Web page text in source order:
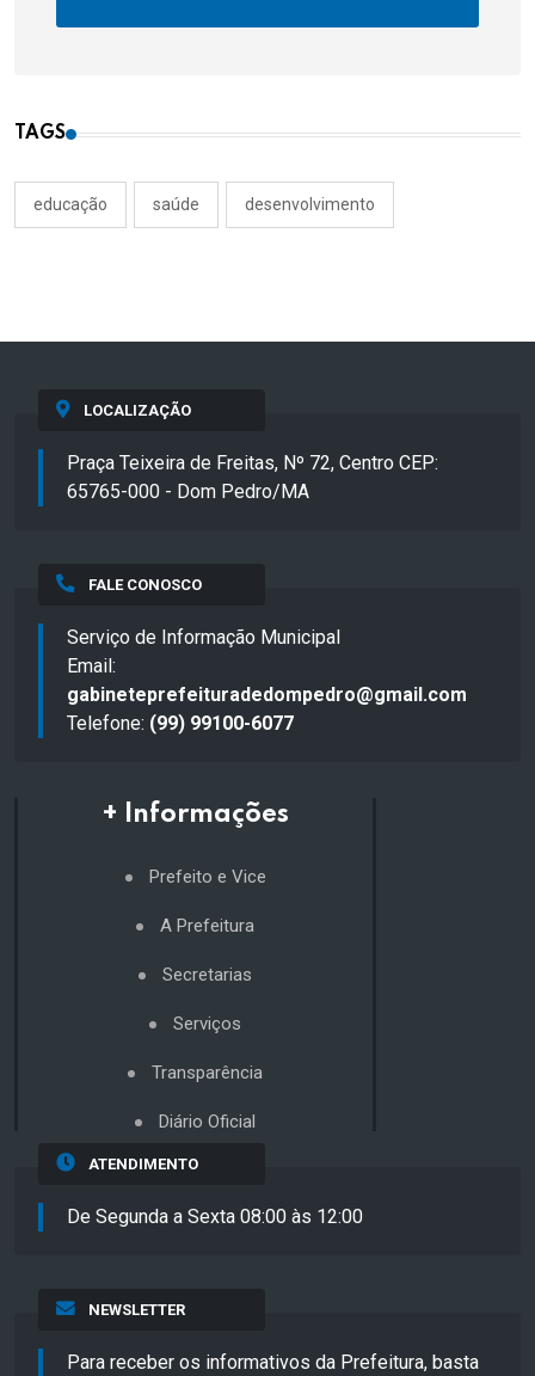
TAGS
educação saúde desenvolvimento
LOCALIZAÇÃO
Praça Teixeira de Freitas, Nº 72, Centro CEP:
65765-000 - Dom Pedro/MA
FALE CONOSCO
Serviço de Informação Municipal
Email:
gabineteprefeituradedompedro@gmail.com
Telefone: (99) 99100-6077
+ Informações
Prefeito e Vice
A Prefeitura
Secretarias
Serviços
Transparência
Diário Oficial
ATENDIMENTO
De Segunda a Sexta 08:00 às 12:00
NEWSLETTER
Para receber os informativos da Prefeitura, basta